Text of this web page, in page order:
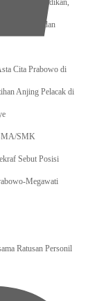
dan Pendidikan,
Investasi dan
Cita Prabowo di
Anjing Pelacak di
SMK
Sebut Posisi
Megawati
Ratusan Personil